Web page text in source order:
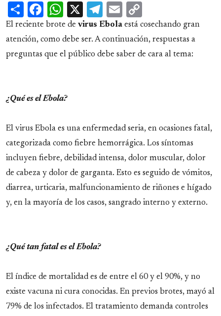
ShareFacebook
WhatsApp
X Telegram
Email
Link
El reciente brote de virus Ebola está cosechando gran
atención, como debe ser. A continuación, respuestas a
preguntas que el público debe saber de cara al tema:
¿Qué es el Ebola?
El virus Ebola es una enfermedad seria, en ocasiones fatal,
categorizada como fiebre hemorrágica. Los síntomas
incluyen fiebre, debilidad intensa, dolor muscular, dolor
de cabeza y dolor de garganta. Esto es seguido de vómitos,
diarrea, urticaria, malfuncionamiento de riñones e hígado
y, en la mayoría de los casos, sangrado interno y externo.
¿Qué tan fatal es el Ebola?
El índice de mortalidad es de entre el 60 y el 90%, y no
existe vacuna ni cura conocidas. En previos brotes, mayó al
79% de los infectados. El tratamiento demanda controles